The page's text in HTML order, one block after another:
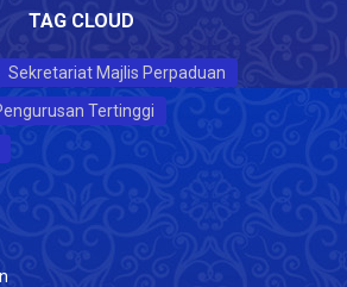
TAG CLOUD
Sekretariat Majlis Perpaduan
Tertinggi